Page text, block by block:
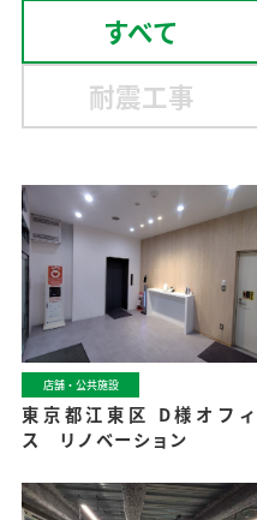
すべて
耐震工事
店舗・公共施設
東京都江東区 D様オフィ
ス リノベーション